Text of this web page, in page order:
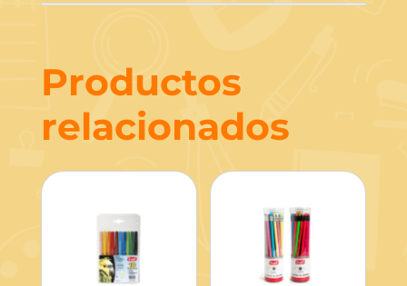
Productos
relacionados